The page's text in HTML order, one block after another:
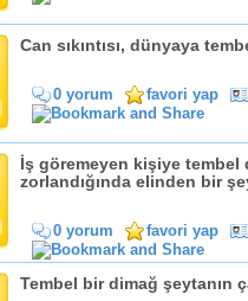
Can sıkıntısı, dünyaya
0 yorum favori yap
İş göremeyen kişiye
zorlandığında elinden bir
0 yorum favori yap
Tembel bir dimağ şeytanın